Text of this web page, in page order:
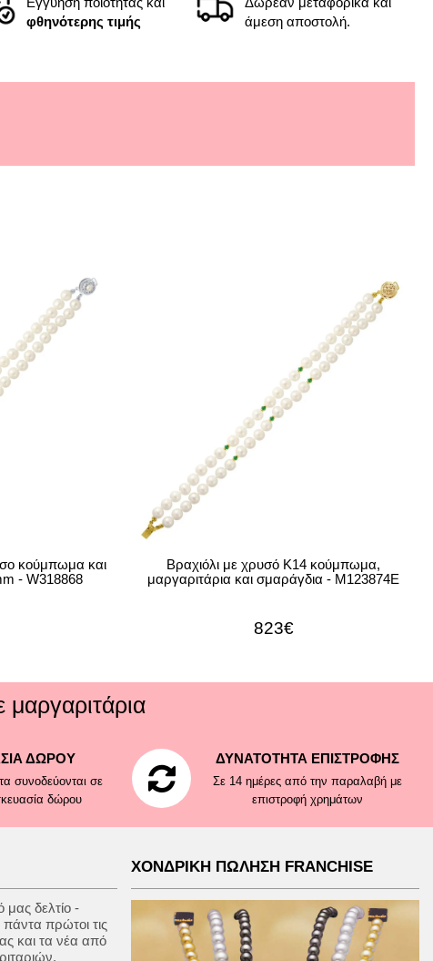
φθηνότερης τιμής
άμεση αποστολή.
ΔΩΡΟΥ
δώρου
ΔΥΝΑΤΟΤΗΤΑ ΕΠΙΣΤΡΟΦΗΣ
επιστροφή χρημάτων
μας δελτίο -
πρώτοι τις
ΧΟΝΔΡΙΚΗ ΠΩΛΗΣΗ FRANCHISE